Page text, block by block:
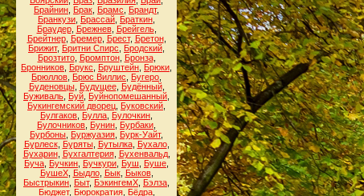
Брайнин Брак Брамс Брандт,
Бранкузи Брассай Браткин
Браудер, Брежнев, Брейгель,
Брейтнер, Бремер, Брест, Бретон,
Брижит, Бритни Спирс Бродский
Брозтито, Бромптон, Бронза,
Бронников Брукс Бруштейн Брюки
Брюллов Брюс Виллис Бугеро
Буденовцы, Будущее, Будённый,
Буживаль Буй Буйнопомешанный
Букингемский дворец Буковский
Булгаков Булла Булочкин
Булочников Бунин Бурбаки
Бурбоны Буржуазия Бурк-Уайт,
Бурлеск, Буряты, Бутылка, Бухало,
Бухарин, Бухгалтерия, Бухенвальд,
Буча Бучкин Бучкури Буш Буше
БушеХ, Быдло, Бык, Быков,
Быстрыкин Быт, БэкингемХ Бэлза
Бюджет, Бюрократия, Бёдра,